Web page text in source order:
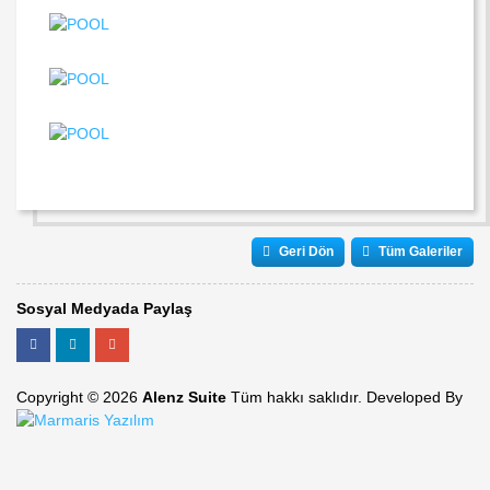
Tüm Galeriler
Geri Dön
Sosyal Medyada Paylaş
Copyright © 2026 Alenz Suite Tüm hakkı saklıdır. Developed By